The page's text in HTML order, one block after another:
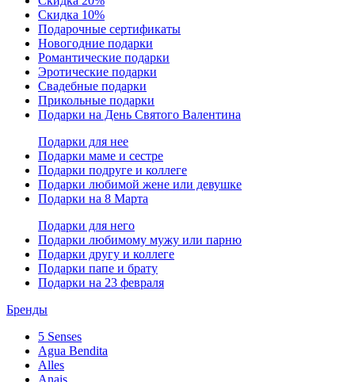
Скидка 10%
Подарочные сертификаты
Новогодние подарки
Романтические подарки
Эротические подарки
Свадебные подарки
Прикольные подарки
Подарки на День Святого Валентина
Подарки для нее
Подарки маме и сестре
Подарки подруге и коллеге
Подарки любимой жене или девушке
Подарки на 8 Марта
Подарки для него
Подарки любимому мужу или парню
Подарки другу и коллеге
Подарки папе и брату
Подарки на 23 февраля
Бренды
5 Senses
Agua Bendita
Alles
Anais